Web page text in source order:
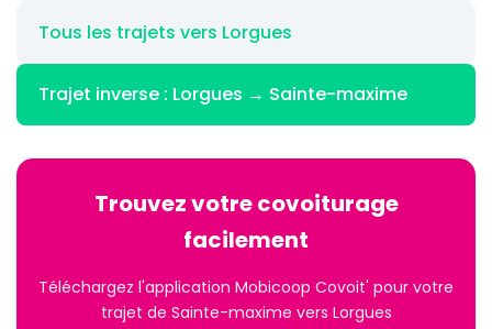
Tous les trajets vers Lorgues
Trajet inverse : Lorgues → Sainte-maxime
Trouvez votre covoiturage
facilement
Téléchargez l'application Mobicoop Covoit' pour votre
trajet de Sainte-maxime vers Lorgues